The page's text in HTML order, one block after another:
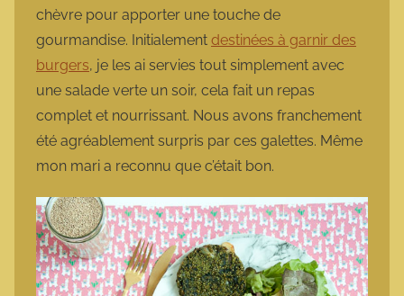
chèvre pour apporter une touche de
gourmandise. Initialement destinées à garnir des
burgers, je les ai servies tout simplement avec
une salade verte un soir, cela fait un repas
complet et nourrissant. Nous avons franchement
été agréablement surpris par ces galettes. Même
mon mari a reconnu que c’était bon.